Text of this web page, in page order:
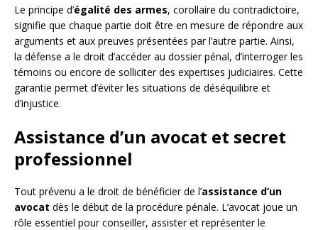
Le principe d’égalité des armes, corollaire du contradictoire,
signifie que chaque partie doit être en mesure de répondre aux
arguments et aux preuves présentées par l’autre partie. Ainsi,
la défense a le droit d’accéder au dossier pénal, d’interroger les
témoins ou encore de solliciter des expertises judiciaires. Cette
garantie permet d’éviter les situations de déséquilibre et
d’injustice.
Assistance d’un avocat et secret
professionnel
Tout prévenu a le droit de bénéficier de l’assistance d’un
avocat dès le début de la procédure pénale. L’avocat joue un
rôle essentiel pour conseiller, assister et représenter le